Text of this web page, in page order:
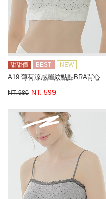
甜甜價 BEST NEW
A19.薄荷涼感羅紋點點BRA背心
NT. 980 NT. 599